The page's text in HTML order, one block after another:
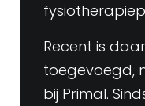
Recent is
toegevoegd,
bij Primal.